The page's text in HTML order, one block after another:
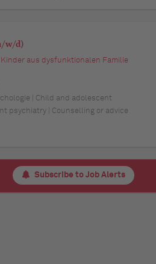
w/d)
aus dysfunktionalen Familie
| Child and adolescent
psychiatry | Counselling or advice
Subscribe to Job Alerts